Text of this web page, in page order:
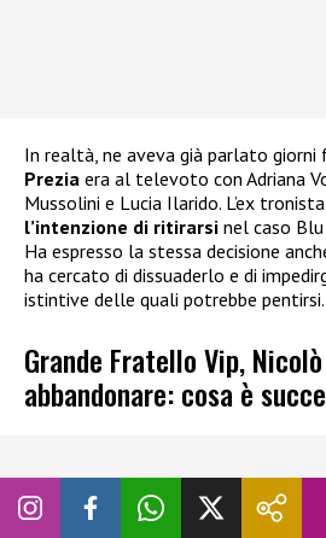
In realtà, ne aveva già parlato giorni
Prezia era al televoto con Adriana
Mussolini e Lucia Ilarido. L’ex
l’intenzione di ritirarsi nel caso
Ha espresso la stessa decisione
ha cercato di dissuaderlo e di
istintive delle quali potrebbe pentirsi.
Grande Fratello Vip,
abbandonare: cosa è